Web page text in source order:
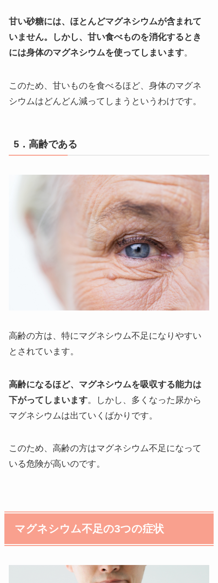
甘い砂糖には、ほとんどマグネシウムが含まれて
いません。しかし、甘い食べものを消化するとき
には身体のマグネシウムを使ってしまいます。
このため、甘いものを食べるほど、身体のマグネ
シウムはどんどん減ってしまうというわけです。
5．高齢である
高齢の方は、特にマグネシウム不足になりやすい
とされています。
高齢になるほど、マグネシウムを吸収する能力は
下がってしまいます。しかし、多くなった尿から
マグネシウムは出ていくばかりです。
このため、高齢の方はマグネシウム不足になって
いる危険が高いのです。
マグネシウム不足の3つの症状